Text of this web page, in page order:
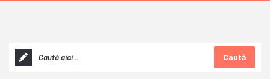
Caută